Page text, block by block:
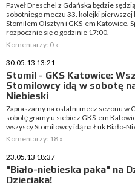
Paweł Dreschel z Gdańska będzie
sobotniego meczu 33. kolejki pierwszej
Stomilem Olsztyn i GKS-em Katowice.
rozpocznie się o godzinie 17:00.
Komentarzy: 0 »
30.05.13 13:21
Stomil - GKS Katowice:
Stomilowcy idą w sobotę
Niebieski
Zapraszamy na ostatni mecz sezonu w
sobotę gramy u siebie z GKS-em
wszyscy Stomilowcy idą na Łuk Biało-
Komentarzy: 18 »
23.05.13 18:37
"Biało-niebieska paka" na
Dzieciaka!